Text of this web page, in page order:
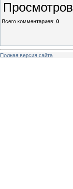
Просмотров
Всего комментариев: 0
Полная версия сайта